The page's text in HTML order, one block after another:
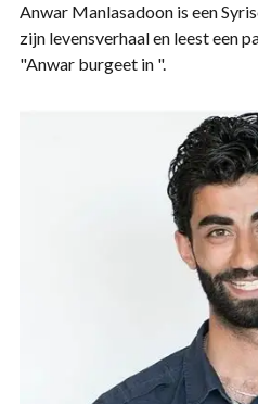
Anwar Manlasadoon is een
zijn levensverhaal en leest een
"Anwar burgeet in ".